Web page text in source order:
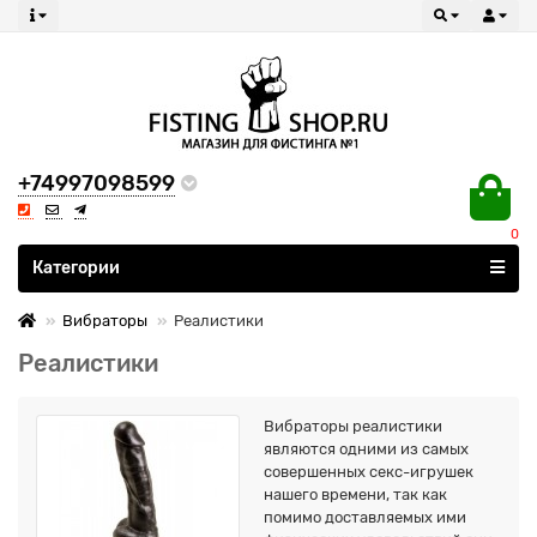
+74997098599
0
Все категории
Категории
Вибраторы Реалистики
Реалистики
Вибраторы реалистики
являются одними из самых
совершенных секс-игрушек
нашего времени, так как
помимо доставляемых ими